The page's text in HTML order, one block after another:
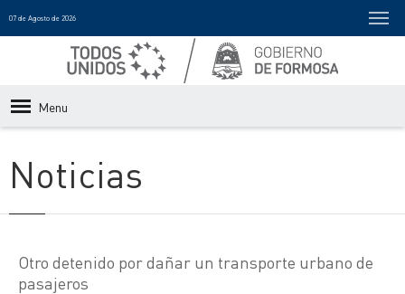
07 de Agosto de 2026
Menu
Noticias
Otro detenido por dañar un transporte urbano de
pasajeros